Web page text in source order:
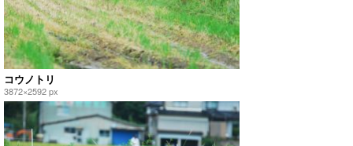
コウノトリ
3872×2592 px